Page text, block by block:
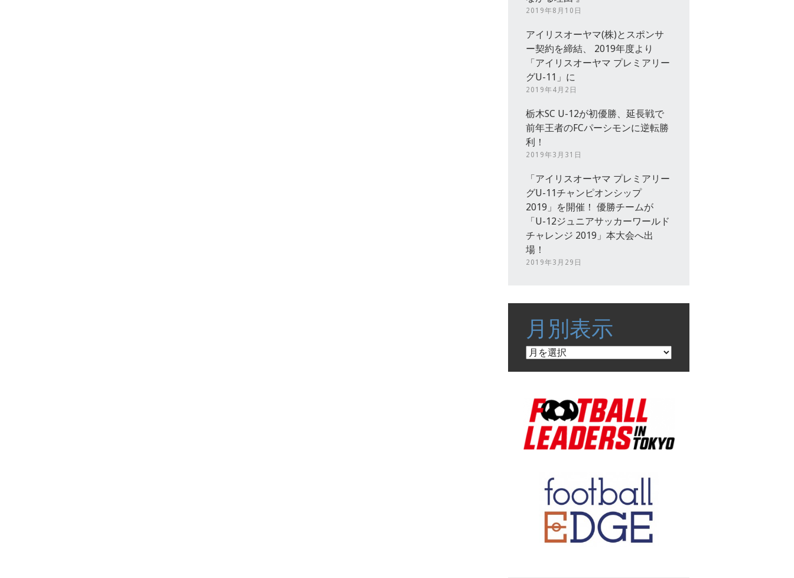
2019年8月10日
アイリスオーヤマ(株)とスポンサ
ー契約を締結、 2019年度より
「アイリスオーヤマ プレミアリー
グU-11」に
2019年4月2日
栃木SC U-12が初優勝、延長戦で
前年王者のFCパーシモンに逆転勝
利！
2019年3月31日
「アイリスオーヤマ プレミアリー
グU-11チャンピオンシップ
2019」を開催！ 優勝チームが
「U-12ジュニアサッカーワールド
チャレンジ 2019」本大会へ出
場！
2019年3月29日
月別表示
月